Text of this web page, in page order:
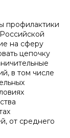
профилактики
на сферу
цепочку
в том числе
от среднего